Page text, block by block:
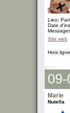
Lieu:
Date
Site web
Hors ligne
Marie
Nutella